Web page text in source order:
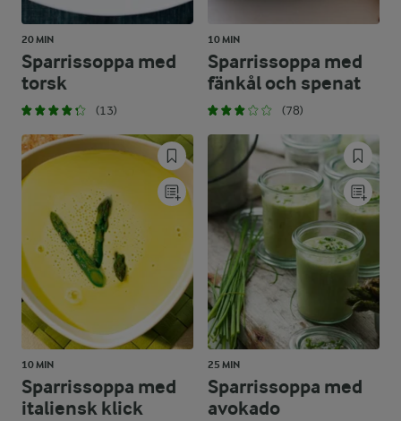
20 MIN
Sparrissoppa med
torsk
(13)
10 MIN
Sparrissoppa med
fänkål och spenat
(78)
10 MIN
Sparrissoppa med
italiensk klick
25 MIN
Sparrissoppa med
avokado